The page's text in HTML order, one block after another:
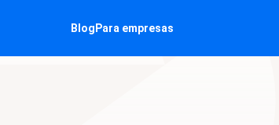
Blog Para empresas